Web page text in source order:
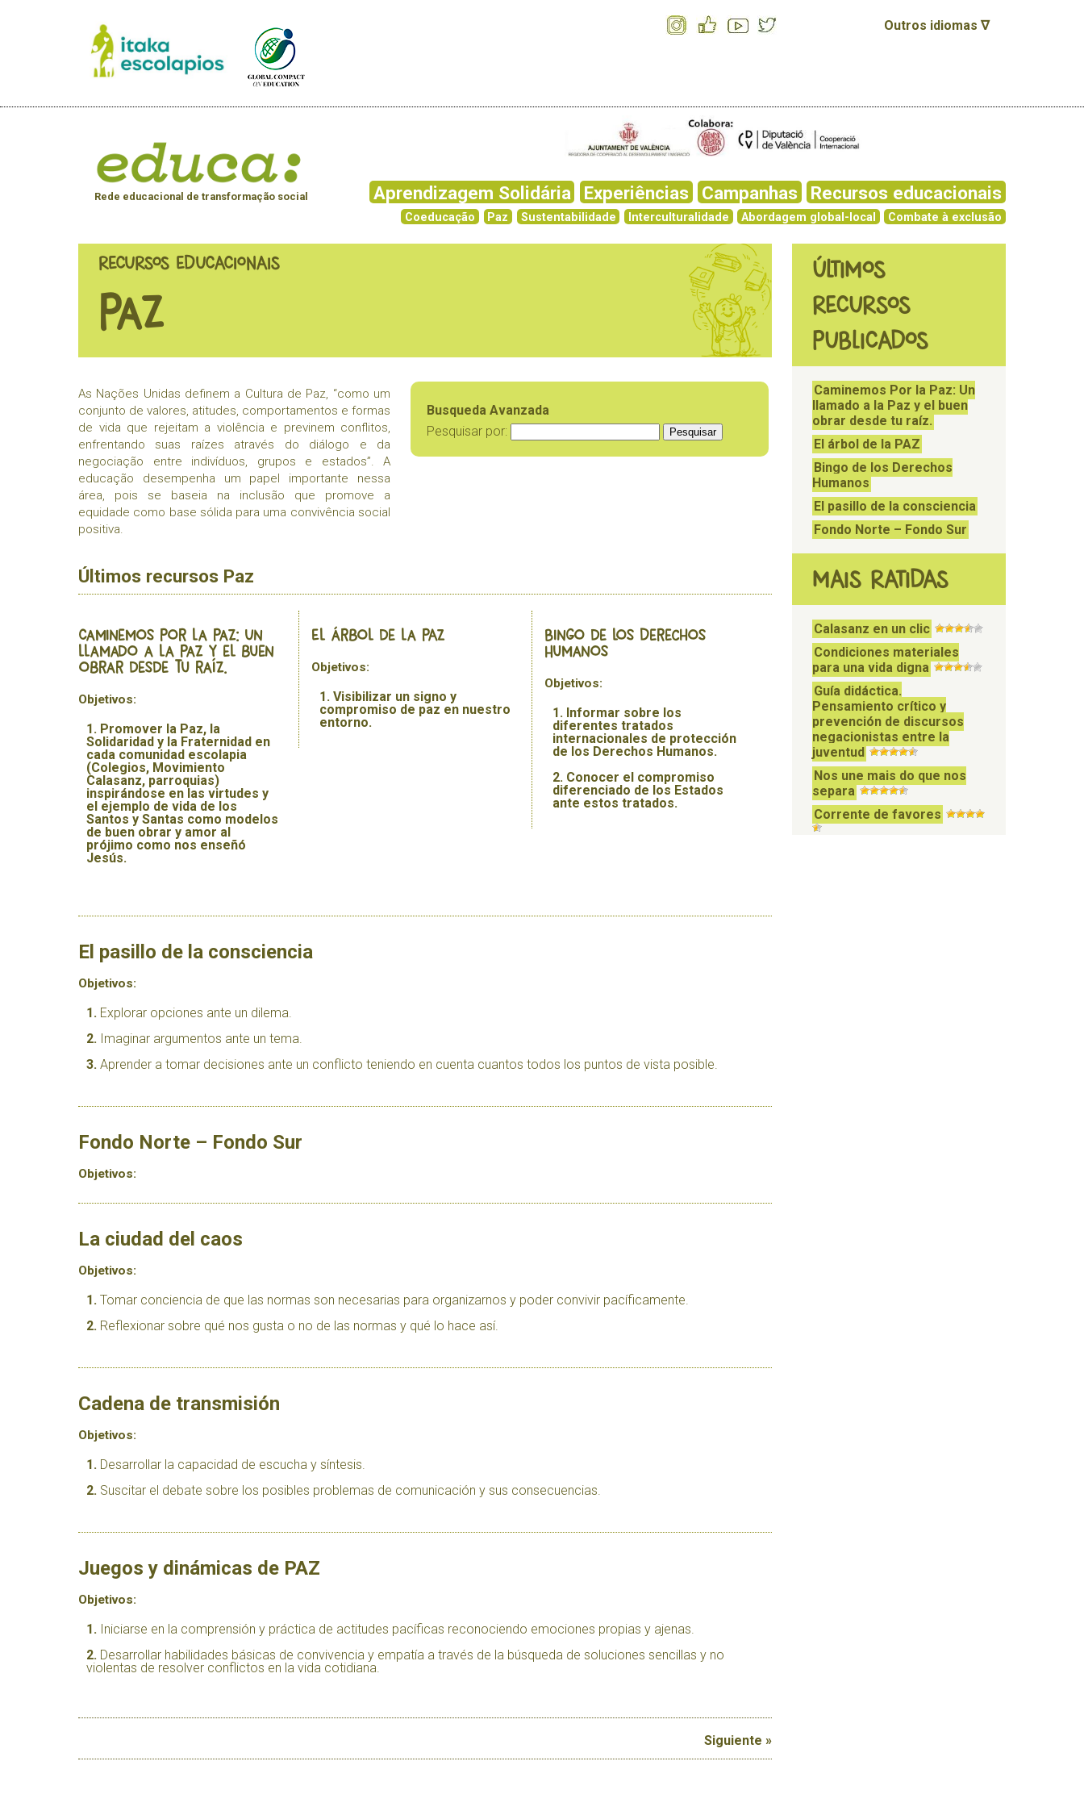
Outros idiomas ∇
Rede educacional de transformação social Aprendizagem Solidária Experiências Campanhas Recursos educacionais
Coeducação Paz Sustentabilidade Interculturalidade Abordagem global-local Combate à exclusão
ÚLTIMOS
RECURSOS
PUBLICADOS
Caminemos Por la Paz: Un
llamado a la Paz y el buen
obrar desde tu raíz.
El árbol de la PAZ
Bingo de los Derechos
Humanos
El pasillo de la consciencia
Fondo Norte – Fondo Sur
MAIS RATIDAS
Calasanz en un clic
Condiciones materiales
para una vida digna
Guía didáctica.
Pensamiento crítico y
prevención de discursos
negacionistas entre la
juventud
Nos une mais do que nos
separa
Corrente de favores
RECURSOS EDUCACIONAIS
Paz
As Nações Unidas definem a Cultura de Paz, “como um
conjunto de valores, atitudes, comportamentos e formas
de vida que rejeitam a violência e previnem conflitos,
enfrentando suas raízes através do diálogo e da
negociação entre indivíduos, grupos e estados”. A
educação desempenha um papel importante nessa
área, pois se baseia na inclusão que promove a
equidade como base sólida para uma convivência social
positiva.
Busqueda Avanzada
Pesquisar por:
Últimos recursos Paz
Caminemos Por la Paz: Un
llamado a la Paz y el buen
obrar desde tu raíz.
Objetivos:
Promover la Paz, la
Solidaridad y la Fraternidad en
cada comunidad escolapia
(Colegios, Movimiento
Calasanz, parroquias)
inspirándose en las virtudes y
el ejemplo de vida de los
Santos y Santas como modelos
de buen obrar y amor al
prójimo como nos enseñó
Jesús.
El árbol de la PAZ
Objetivos:
Visibilizar un signo y
compromiso de paz en nuestro
entorno.
Bingo de los Derechos
Humanos
Objetivos:
Informar sobre los
diferentes tratados
internacionales de protección
de los Derechos Humanos.
Conocer el compromiso
diferenciado de los Estados
ante estos tratados.
El pasillo de la consciencia
Objetivos:
Explorar opciones ante un dilema.
Imaginar argumentos ante un tema.
Aprender a tomar decisiones ante un conflicto teniendo en cuenta cuantos todos los puntos de vista posible.
Fondo Norte – Fondo Sur
Objetivos:
La ciudad del caos
Objetivos:
Tomar conciencia de que las normas son necesarias para organizarnos y poder convivir pacíficamente.
Reflexionar sobre qué nos gusta o no de las normas y qué lo hace así.
Cadena de transmisión
Objetivos:
Desarrollar la capacidad de escucha y síntesis.
Suscitar el debate sobre los posibles problemas de comunicación y sus consecuencias.
Juegos y dinámicas de PAZ
Objetivos:
Iniciarse en la comprensión y práctica de actitudes pacíficas reconociendo emociones propias y ajenas.
Desarrollar habilidades básicas de convivencia y empatía a través de la búsqueda de soluciones sencillas y no
violentas de resolver conflictos en la vida cotidiana.
Siguiente »